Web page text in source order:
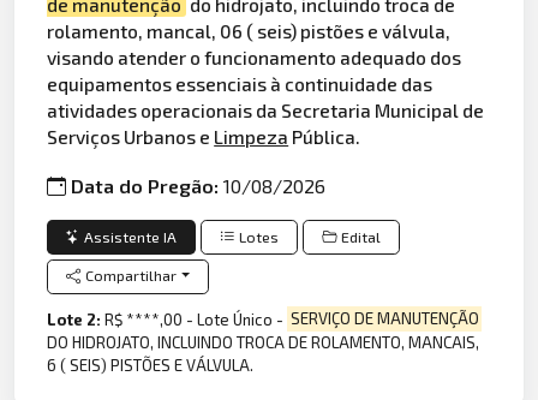
rolamento, mancal, 06 ( seis) pistões e válvula,
visando atender o funcionamento adequado dos
equipamentos essenciais à continuidade das
atividades operacionais da Secretaria Municipal de
Serviços Urbanos e Limpeza Pública.
Data do Pregão:10/08/2026
Assistente IA Lotes Edital
Compartilhar
Lote 2:R$ ****,00 - Lote Único - SERVIÇO DE MANUTENÇÃO
DO HIDROJATO, INCLUINDO TROCA DE ROLAMENTO, MANCAIS,
6 ( SEIS) PISTÕES E VÁLVULA.